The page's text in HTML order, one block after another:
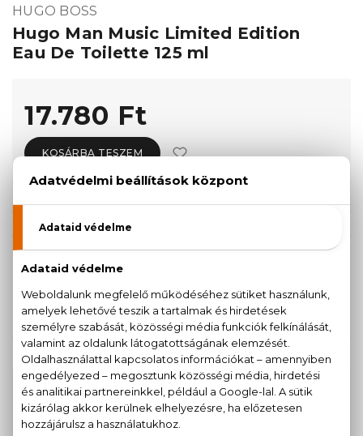
HUGO BOSS
Hugo Man Music Limited Edition
Eau De Toilette 125 ml
17.780 Ft
KOSÁRBA TESZEM
KAPCSOLÓDÓ TERMÉKEK
100% eredeti termékek,14 napos visszaküldési
garanciával
Kérdésed van, elakadtál? Hívd ügyfélszolgálatunkat: